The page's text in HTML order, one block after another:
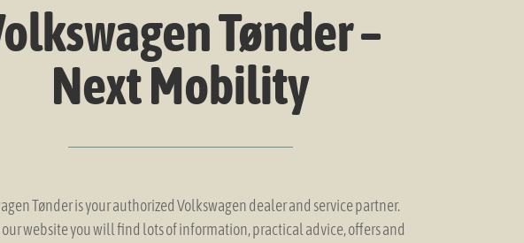
Tønder –
Next Mobility
Tønder is your authorized Volkswagen dealer and service partner.
our website you will find lots of information, practical advice, offers and